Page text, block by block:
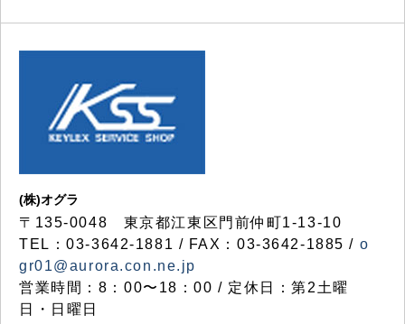
(株)オグラ
〒135-0048 東京都江東区門前仲町1-13-10
TEL：03-3642-1881 / FAX：03-3642-1885 / o
gr01@aurora.con.ne.jp
営業時間：8：00〜18：00 / 定休日：第2土曜
日・日曜日